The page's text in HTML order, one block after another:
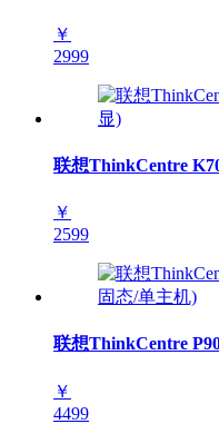
￥
2999
联想ThinkCentre
￥
2599
联想ThinkCentre
￥
4499